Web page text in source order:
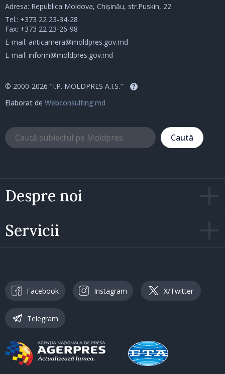
Despre noi
Servicii
Adresa: Republica Moldova, Chișinău, str.Puskin, 22
Tel.: +373 22 23-34-28
Fax: +373 22 23-26-98
E-mail: anticamera@moldpres.gov.md
E-mail: inform@moldpres.gov.md
© 2000-2026 "I.P. MOLDPRES A.I.S." ?
Elaborat de Webconsulting.md
Caută
Facebook Instagram X/Twitter
Telegram